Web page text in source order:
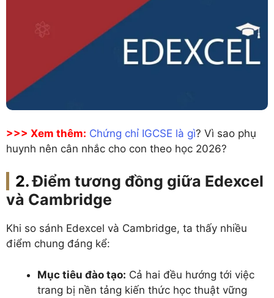
>>> Xem thêm: Chứng chỉ IGCSE là gì? Vì sao phụ
huynh nên cân nhắc cho con theo học 2026?
Điểm tương đồng giữa Edexcel
và Cambridge
Khi so sánh Edexcel và Cambridge, ta thấy nhiều
điểm chung đáng kể:
Mục tiêu đào tạo: Cả hai đều hướng tới việc
trang bị nền tảng kiến thức học thuật vững